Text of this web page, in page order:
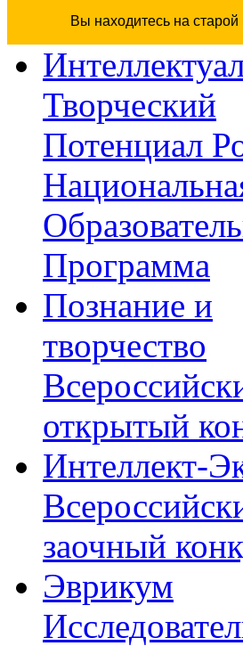
Вы находитесь на
Творческий
Потенциал
Программа
Познание и
творчество
открытый
Интеллект-
заочный
Эврикум